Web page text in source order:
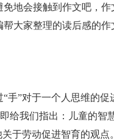
地会接触到作文吧，
大家整理的读后感的
手”对于一个人思维的
给我们指出：儿童的智
于劳动促进智育的观点。